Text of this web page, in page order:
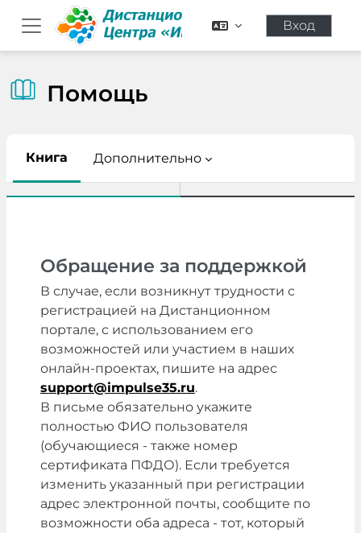
Перейти к основному содержанию
Боковая панель
Вход
Помощь
Книга Дополнительно
Обращение за поддержкой
В случае, если возникнут трудности с
регистрацией на Дистанционном
портале, с использованием его
возможностей или участием в наших
онлайн-проектах, пишите на адрес
support@impulse35.ru.
В письме обязательно укажите
полностью ФИО пользователя
(обучающиеся - также номер
сертификата ПФДО). Если требуется
изменить указанный при регистрации
адрес электронной почты, сообщите по
возможности оба адреса - тот, который